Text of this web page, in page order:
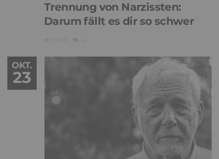
Trennung von Narzissten:
Darum fällt es dir so schwer
OKT.
23